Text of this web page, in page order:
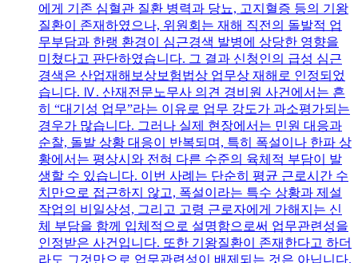
에게 기존 심혈관 질환 병력과 당뇨, 고지혈증 등의 기왕
질환이 존재하였으나, 위원회는 재해 직전의 돌발적 업
무부담과 한랭 환경이 심근경색 발병에 상당한 영향을
미쳤다고 판단하였습니다. 그 결과 신청인의 급성 심근
경색은 산업재해보상보험법상 업무상 재해로 인정되었
습니다. Ⅳ. 산재전문노무사 의견 경비원 사건에서는 흔
히 “대기성 업무”라는 이유로 업무 강도가 과소평가되는
경우가 많습니다. 그러나 실제 현장에서는 민원 대응과
순찰, 돌발 상황 대응이 반복되며, 특히 폭설이나 한파 상
황에서는 평상시와 전혀 다른 수준의 육체적 부담이 발
생할 수 있습니다. 이번 사례는 단순히 평균 근로시간 수
치만으로 접근하지 않고, 폭설이라는 특수 상황과 제설
작업의 비일상성, 그리고 고령 근로자에게 가해지는 신
체 부담을 함께 입체적으로 설명함으로써 업무관련성을
인정받은 사건입니다. 또한 기왕질환이 존재한다고 하더
라도 그것만으로 업무관련성이 배제되는 것은 아닙니다.